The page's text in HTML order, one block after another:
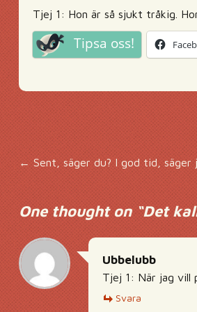
Tjej 1: Hon är så sjukt tråkig.
Tipsa oss!
←Sent, säger du? I god tid, säger
One thought on “Det
Ubbelubb
Tjej 1: När jag vill
Svara